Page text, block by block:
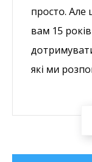
просто.
вам 15
які ми